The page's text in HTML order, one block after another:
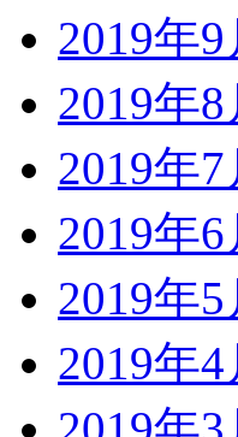
2019年9
2019年8
2019年7
2019年6
2019年5
2019年4